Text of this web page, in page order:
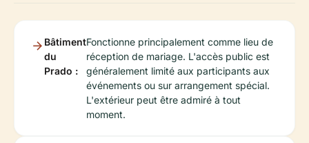
Bâtiment
du
Prado :
Fonctionne principalement comme lieu de
réception de mariage. L'accès public est
généralement limité aux participants aux
événements ou sur arrangement spécial.
L'extérieur peut être admiré à tout
moment.